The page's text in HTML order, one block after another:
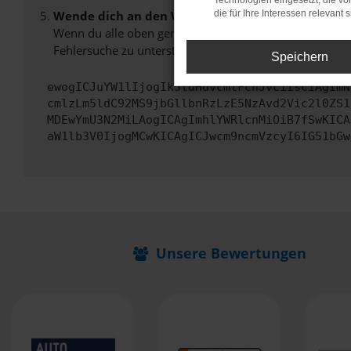
Wende dich an den Webseitenbetreiber.
Wenn du alle oben genannten Schritte versucht hast,
Fehlersuche zu unterstützen:
Unsere Bewertungen
die für Ihre Interessen relevant
Speichern